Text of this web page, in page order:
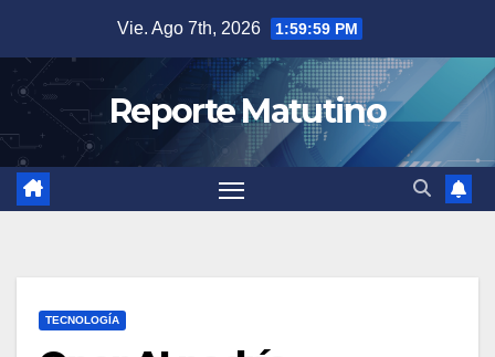
contenido
Vie. Ago 7th, 2026 2:00:00 PM
Reporte Matutino
TECNOLOGÍA